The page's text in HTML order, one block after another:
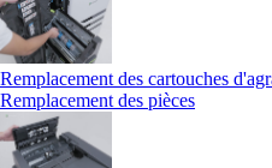
Remplacement des cartouches
Remplacement des pièces